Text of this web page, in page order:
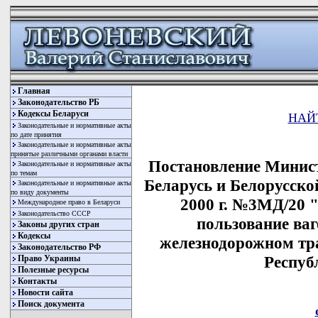
Главная
Законодательство РБ
Кодексы Беларуси
Законодательные и нормативные акты
по дате принятия
Законодательные и нормативные акты
принятые различными органами власти
Законодательные и нормативные акты
по темам
Законодательные и нормативные акты
по виду документы
Международное право в Беларуси
Законодательство СССР
Законы других стран
Кодексы
Законодательство РФ
Право Украины
Полезные ресурсы
Контакты
Новости сайта
Поиск документа
Постановление
Беларусь и
2000 г. №3МД/20
пользование
железнодорожном